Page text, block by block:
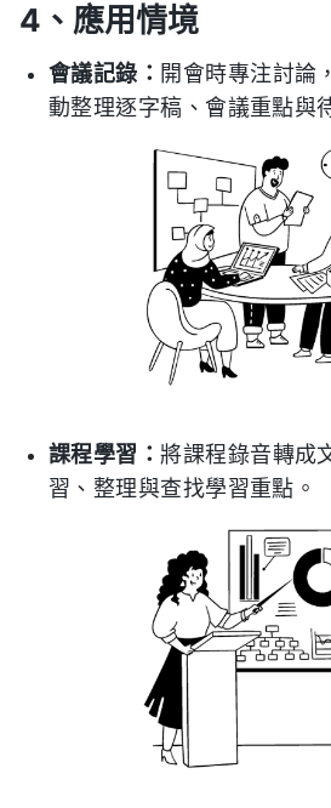
4、應用情境
會議記錄： 開會時專注討論
動整理逐字稿、會議重點與
課程學習：將課程錄音轉成
習、整理與查找學習重點。